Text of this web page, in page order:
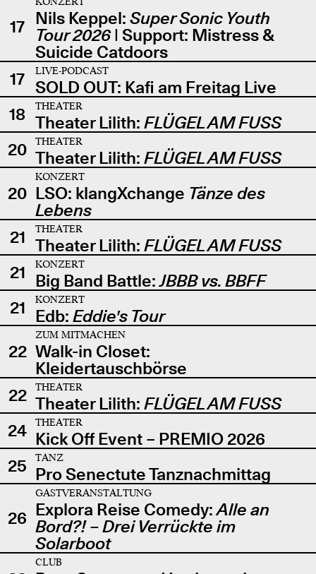
17 Nils Keppel: Super Sonic Youth
Tour 2026| Support: Mistress &
Suicide Catdoors
17
LIVE-PODCAST
SOLD OUT: Kafi am Freitag Live
18
THEATER
Theater Lilith: FLÜGEL AM FUSS
20
THEATER
Theater Lilith: FLÜGEL AM FUSS
20
KONZERT
LSO: klangXchange Tänze des
Lebens
21
THEATER
Theater Lilith: FLÜGEL AM FUSS
21
KONZERT
Big Band Battle:JBBB vs. BBFF
21
KONZERT
Edb: Eddie's Tour
22
ZUM MITMACHEN
Walk-in Closet:
Kleidertauschbörse
22
THEATER
Theater Lilith: FLÜGEL AM FUSS
24
THEATER
Kick Off Event – PREMIO 2026
25
TANZ
Pro Senectute Tanznachmittag
26
GASTVERANSTALTUNG
Explora Reise Comedy:Alle an
Bord?! – Drei Verrückte im
Solarboot
CLUB